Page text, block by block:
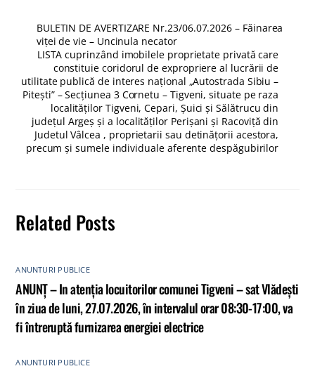
BULETIN DE AVERTIZARE Nr.23/06.07.2026 – Făinarea
viței de vie – Uncinula necator
LISTA cuprinzând imobilele proprietate privată care
constituie coridorul de expropriere al lucrării de
utilitate publică de interes național „Autostrada Sibiu –
Pitești” – Secțiunea 3 Cornetu – Tigveni, situate pe raza
localităților Tigveni, Cepari, Șuici și Sălătrucu din
județul Argeș și a localităților Perișani și Racoviță din
Judetul Vâlcea , proprietarii sau detinățorii acestora,
precum și sumele individuale aferente despăgubirilor
Related Posts
ANUNTURI PUBLICE
ANUNȚ – In atenția locuitorilor comunei Tigveni – sat Vlădești
în ziua de luni, 27.07.2026, în intervalul orar 08:30-17:00, va
fi întreruptă furnizarea energiei electrice
ANUNTURI PUBLICE